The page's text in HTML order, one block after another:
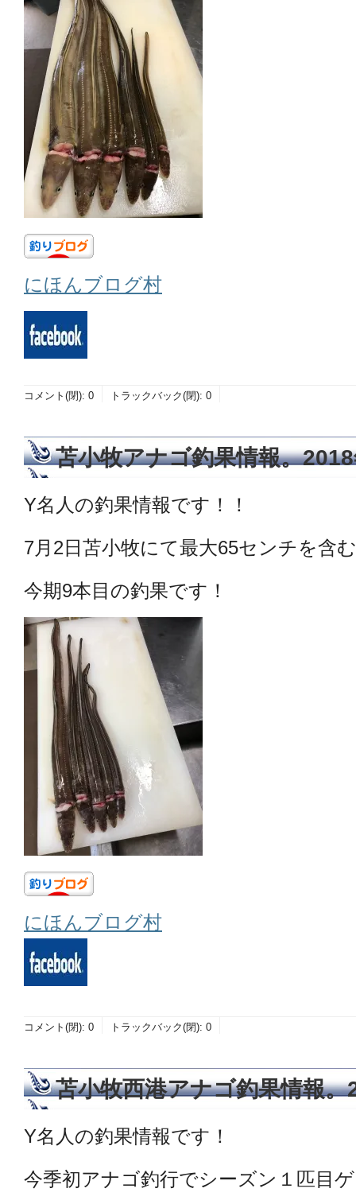
にほんブログ村
コメント(閉): 0 トラックバック(閉): 0
苫小牧アナゴ釣果情報。
Y名人の釣果情報です！！
7月2日苫小牧にて最大65センチを含
今期9本目の釣果です！
にほんブログ村
コメント(閉): 0 トラックバック(閉): 0
苫小牧西港アナゴ釣果情報
Y名人の釣果情報です！
今季初アナゴ釣行でシーズン１匹目